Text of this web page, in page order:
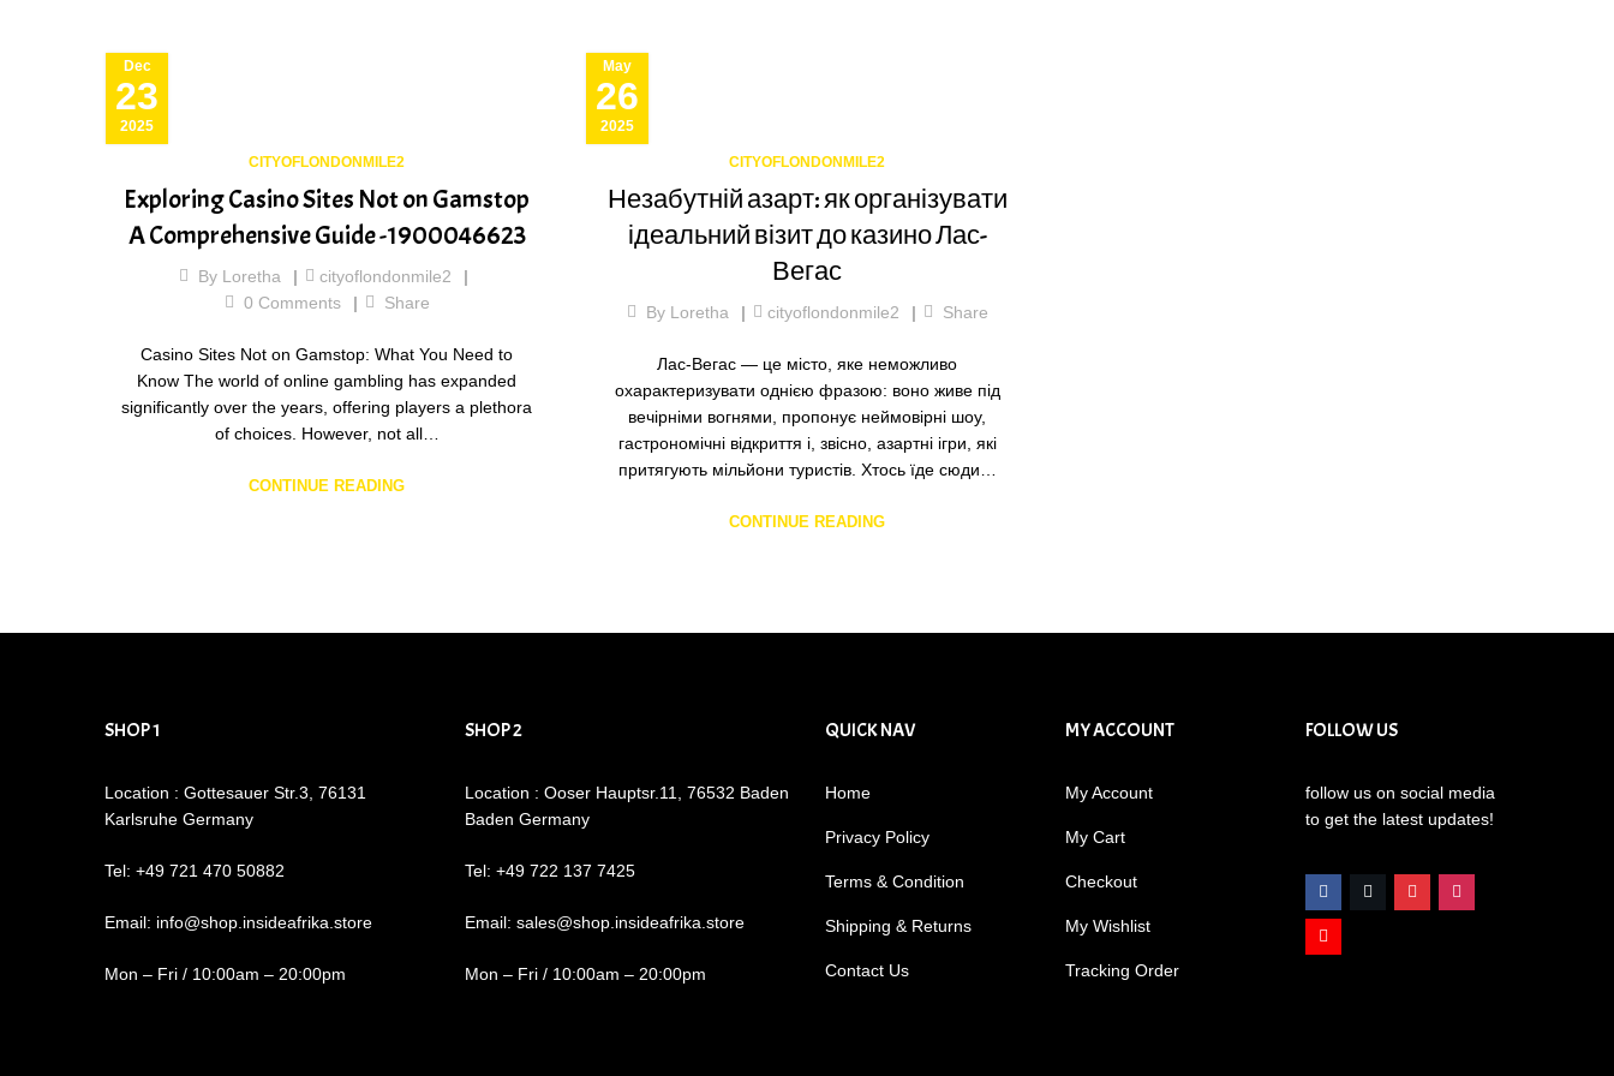
23
Dec
2025
CITYOFLONDONMILE2
Exploring Casino Sites Not on Gamstop
A Comprehensive Guide -1900046623
By Loretha
cityoflondonmile2
0 Comments Share
Casino Sites Not on Gamstop: What You Need to
Know The world of online gambling has expanded
significantly over the years, offering players a plethora
of choices. However, not all…
CONTINUE READING
26
May
2025
CITYOFLONDONMILE2
Незабутній азарт: як організувати
ідеальний візит до казино Лас-
Вегас
By Loretha cityoflondonmile2 Share
Лас-Вегас — це місто, яке неможливо
охарактеризувати однією фразою: воно живе під
вечірніми вогнями, пропонує неймовірні шоу,
гастрономічні відкриття і, звісно, азартні ігри, які
притягують мільйони туристів. Хтось їде сюди…
CONTINUE READING
SHOP 1
Location : Gottesauer Str.3, 76131
Karlsruhe Germany
Tel: +49 721 470 50882
Email: info@shop.insideafrika.store
Mon – Fri / 10:00am – 20:00pm
SHOP 2
Location : Ooser Hauptsr.11, 76532 Baden
Baden Germany
Tel: +49 722 137 7425
Email: sales@shop.insideafrika.store
Mon – Fri / 10:00am – 20:00pm
QUICK NAV
Home
Privacy Policy
Terms & Condition
Shipping & Returns
Contact Us
MY ACCOUNT
My Account
My Cart
Checkout
My Wishlist
Tracking Order
FOLLOW US
follow us on social media
to get the latest updates!